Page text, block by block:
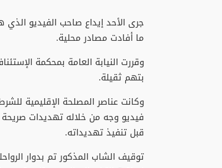
جرى الأحد إيداع صاحب الفيديو
ما أفادت مصادر محلية.
وقررت النيابة العامة بمحكمة
بتهم ثقيلة.
وكانت عناصر المصلحة الإقليمية
قبل تنفيذ تهديداته.
توقيف الشاب المذكور تم بدوار